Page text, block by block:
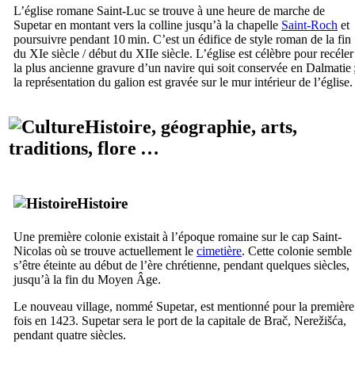
L’église romane Saint-Luc se trouve à une heure de marche de
Supetaren montant vers la colline jusqu’à la chapelle Saint-Roch et
poursuivre pendant 10 min. C’est un édifice de style roman de la fin
du XIe siècle / début du XIIe siècle. L’église est célèbre pour recéler
la plus ancienne gravure d’un navire qui soit conservée en Dalmatie
la représentation du galion est gravée sur le mur intérieur de l’église.
Histoire, géographie, arts,
traditions, flore …
Histoire
Une première colonie existait à l’époque romaine sur le cap Saint-
Nicolas où se trouve actuellement le cimetière. Cette colonie semble
s’être éteinte au début de l’ère chrétienne, pendant quelques siècles,
jusqu’à la fin du Moyen Âge.
Le nouveau village, nommé Supetar, est mentionné pour la première
fois en 1423. Supetarsera le port de la capitale de Brač, Nerežišća,
pendant quatre siècles.